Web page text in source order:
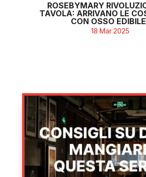
ROSEBYMARY
TAVOLA: ARRIVANO LE
CON OSSO
18 Mar 2025